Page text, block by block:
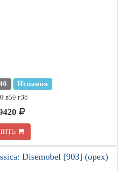
Испания
в59 г38
Disemobel [903] (орех)